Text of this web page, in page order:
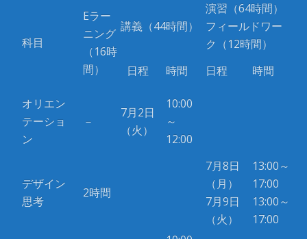
科目
Eラー
ニング
（16時
間）
講義（44時間）
演習（64時間）
フィールドワー
ク（12時間）
日程
時間 日程 時間
オリエン
テーショ
ン
－
7月2日
（火）
10:00
～
12:00
デザイン
思考
2時間
7月8日
（月）
7月9日
（火）
13:00～
17:00
13:00～
17:00